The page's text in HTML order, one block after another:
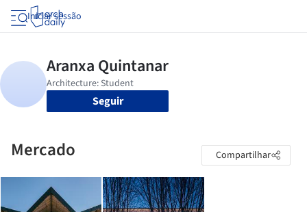
Iniciar sessão
Seguir
Mercado Compartilhar